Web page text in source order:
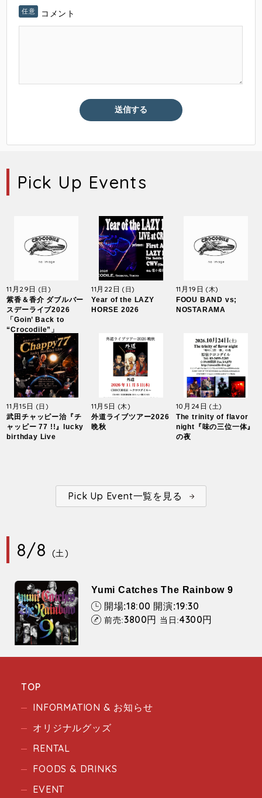
コメント
Pick Up Events
11月29日 (日)
紫香＆香介 ダブルバー
スデーライブ2026
「Goin’ Back to
“Crocodile”」
11月22日(日)
Year of the LAZY
HORSE 2026
11月19日 (木)
FOOU BAND vs;
NOSTARAMA
11月15日 (日)
武田チャッピー治『チ
ャッピー 77 !!』lucky
birthday Live
11月5日 (木)
外道ライブツアー2026
晩秋
10月24日 (土)
The trinity of flavor
night『味の三位一体』
の夜
Pick Up Event一覧を見る
8/8 (土)
Yumi Catches The Rainbow 9
開場:18:00 開演:19:30
前売:3800円 当日:4300円
TOP
INFORMATION & お知らせ
オリジナルグッズ
RENTAL
FOODS & DRINKS
EVENT